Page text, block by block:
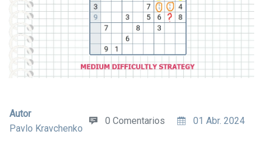
Autor
Pavlo Kravchenko
0 Comentarios 01 Abr. 2024